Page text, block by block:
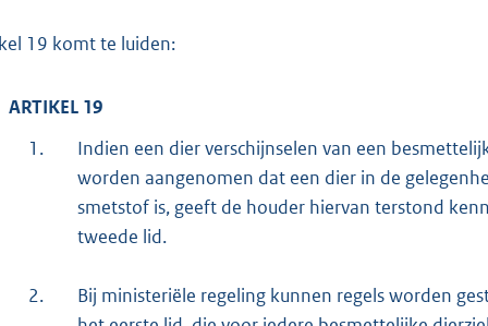
19 komt te luiden:
ARTIKEL 19
1.
Indien een dier verschijnselen van een
worden aangenomen dat een dier in de
smetstof is, geeft de houder hiervan terstond
tweede lid.
2.
Bij ministeriële regeling kunnen regels worden